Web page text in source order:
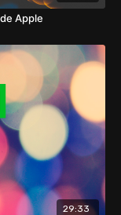
Apple
29:33